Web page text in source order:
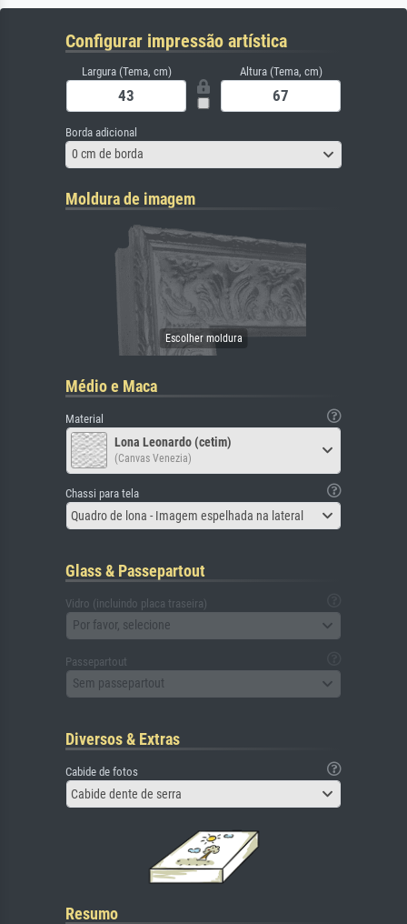
Configurar impressão artística
Largura (Tema, cm) Altura (Tema, cm)
Borda adicional
0 cm de borda
Moldura de imagem
Médio e Maca
Material
Lona Leonardo (cetim)
(Canvas Venezia)
Chassi para tela
Quadro de lona - Imagem espelhada na lateral
Glass & Passepartout
Vidro (incluindo placa traseira)
Por favor, selecione
Passepartout
Sem passepartout
Diversos & Extras
Cabide de fotos
Cabide dente de serra
Resumo